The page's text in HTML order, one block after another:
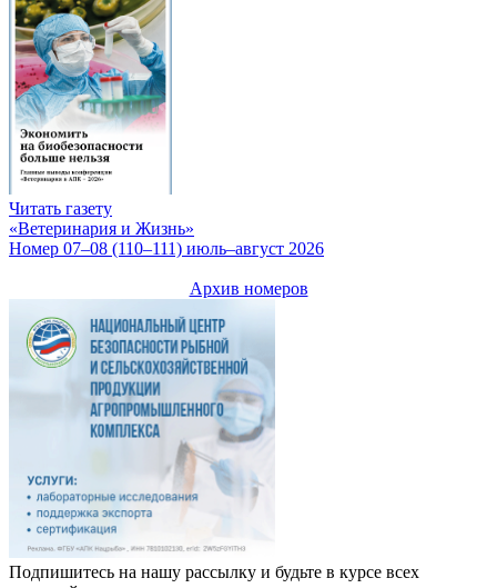
Читать газету
«Ветеринария и Жизнь»
Номер 07–08 (110–111) июль–август 2026
Архив номеров
Подпишитесь на нашу рассылку и будьте в курсе всех